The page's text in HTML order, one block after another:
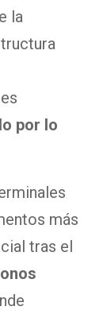
la
por lo
más
tras el